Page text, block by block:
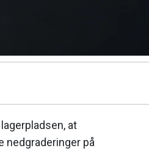
at
nedgraderinger på